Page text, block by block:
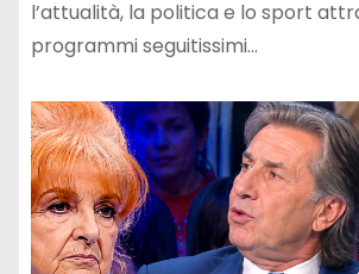
l’attualità, la politica e lo sport
programmi seguitissimi…